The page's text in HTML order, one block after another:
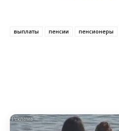
выплаты пенсии пенсионеры